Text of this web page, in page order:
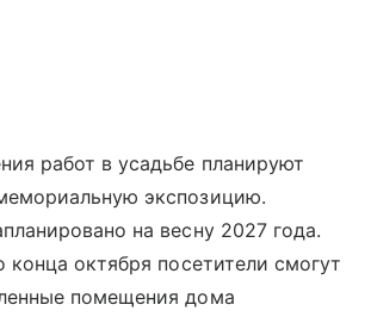
работ в усадьбе планируют
экспозицию.
на весну 2027 года.
конца октября посетители смогут
помещения дома